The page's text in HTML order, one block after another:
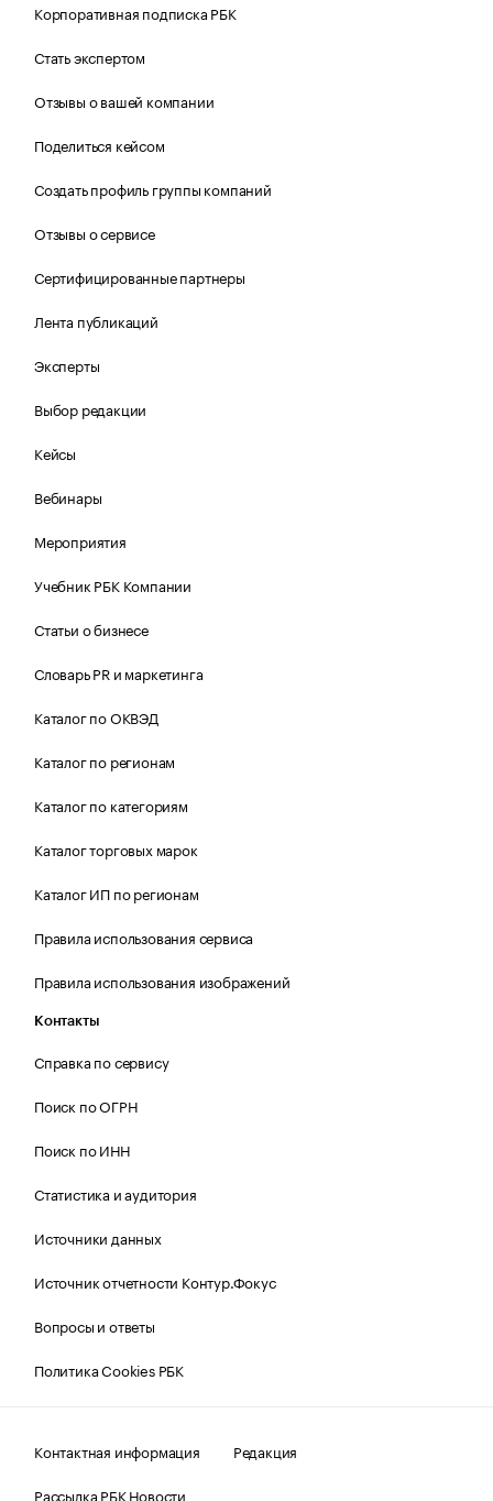
Корпоративная подписка РБК
Стать экспертом
Отзывы о вашей компании
Поделиться кейсом
Создать профиль группы компаний
Отзывы о сервисе
Сертифицированные партнеры
Лента публикаций
Эксперты
Выбор редакции
Кейсы
Вебинары
Мероприятия
Учебник РБК Компании
Статьи о бизнесе
Словарь PR и маркетинга
Каталог по ОКВЭД
Каталог по регионам
Каталог по категориям
Каталог торговых марок
Каталог ИП по регионам
Правила использования сервиса
Правила использования изображений
Контакты
Справка по сервису
Поиск по ОГРН
Поиск по ИНН
Статистика и аудитория
Источники данных
Источник отчетности Контур.Фокус
Вопросы и ответы
Политика Cookies РБК
Контактная информация
Редакция
Рассылка РБК Новости